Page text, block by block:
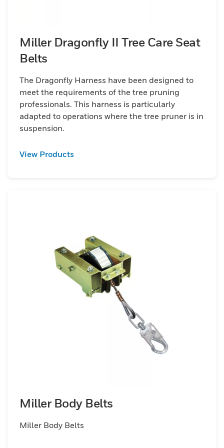
Miller Dragonfly II Tree Care Seat
Belts
The Dragonfly Harness have been designed to
meet the requirements of the tree pruning
professionals. This harness is particularly
adapted to operations where the tree pruner is in
suspension.
View Products
Miller Body Belts
Miller Body Belts